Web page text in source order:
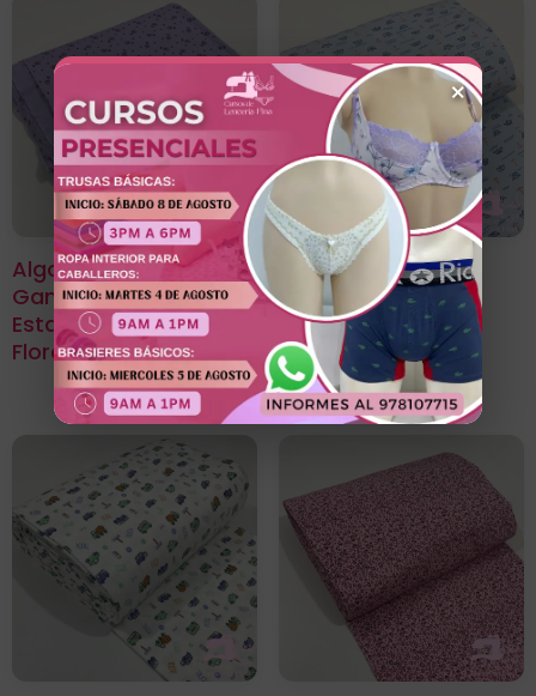
Algodón Jersey
Gamuza 50/1
Estampado Diseño
Florcilla
Algodón Jersey
Gamuza 50/1
Estampado Diseño
Barco De Papel
×